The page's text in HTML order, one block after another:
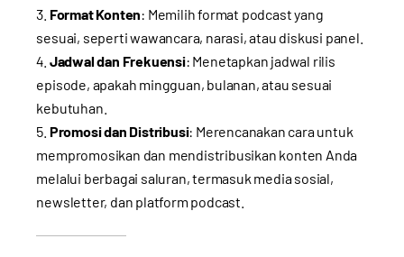
Format Konten: Memilih format podcast yang
sesuai, seperti wawancara, narasi, atau diskusi panel.
Jadwal dan Frekuensi: Menetapkan jadwal rilis
episode, apakah mingguan, bulanan, atau sesuai
kebutuhan.
Promosi dan Distribusi: Merencanakan cara untuk
mempromosikan dan mendistribusikan konten Anda
melalui berbagai saluran, termasuk media sosial,
newsletter, dan platform podcast.